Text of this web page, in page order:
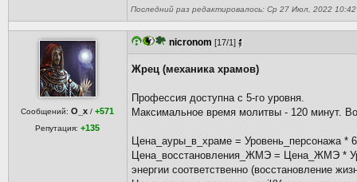
Последний раз редактировалось: Ср 27 Июл, 2022 10:42
Сообщений:O_x /+571
Репутация:+135
nicronom [17/1]
Жрец (механика храмов)
Профессия доступна с 5-го уровня.
Максимальное время молитвы - 120 минут.
Цена_ауры_в_храме = Уровень_персонажа *
Цена_восстановления_ЖМЭ = Цена_ЖМЭ *
энергии соответственно (восстановление